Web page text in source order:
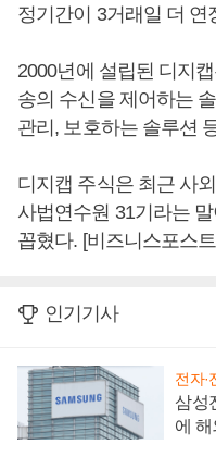
정기간이 3거래일 더 연
2000년에 설립된 디지
송의 수신을 제어하는
관리, 보호하는 솔루션
디지캡 주식은 최근 사
사법연수원 31기라는
꼽혔다. [비즈니스포스
인기기사
전자·
삼성
에 해